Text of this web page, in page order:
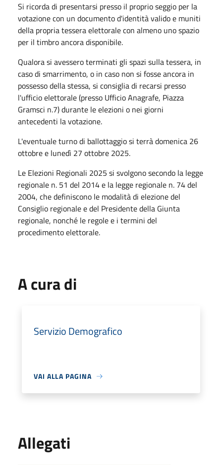
Si ricorda di presentarsi presso il proprio seggio per la
votazione con un documento d'identità valido e muniti
della propria tessera elettorale con almeno uno spazio
per il timbro ancora disponibile.
Qualora si avessero terminati gli spazi sulla tessera, in
caso di smarrimento, o in caso non si fosse ancora in
possesso della stessa, si consiglia di recarsi presso
l'ufficio elettorale (presso Ufficio Anagrafe, Piazza
Gramsci n.7) durante le elezioni o nei giorni
antecedenti la votazione.
L'eventuale turno di ballottaggio si terrà domenica 26
ottobre e lunedì 27 ottobre 2025.
Le Elezioni Regionali 2025 si svolgono secondo la legge
regionale n. 51 del 2014 e la legge regionale n. 74 del
2004, che definiscono le modalità di elezione del
Consiglio regionale e del Presidente della Giunta
regionale, nonché le regole e i termini del
procedimento elettorale.
A cura di
Servizio Demografico
VAI ALLA PAGINA
Allegati